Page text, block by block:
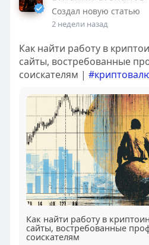
Создал новую статью
2 недели назад
Как найти работу в
сайты, востребованные
соискателям |
Как найти работу в
сайты, востребованные
соискателям